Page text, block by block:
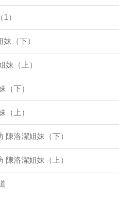
）
（下）
妹（上）
（下）
（上）
洛潔姐妹（下）
洛潔姐妹（上）